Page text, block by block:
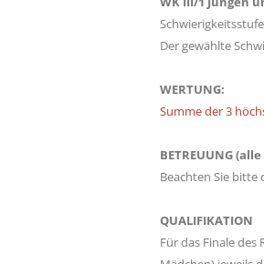
Der gewählte
WERTUNG:
Summe der 3
BETREUUNG
Beachten Sie bitte
QUALIFIKATION
Für das Finale